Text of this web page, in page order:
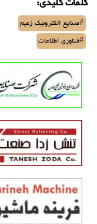
#صنایع الکترونیک زعیم
#فناوری اطلاعات